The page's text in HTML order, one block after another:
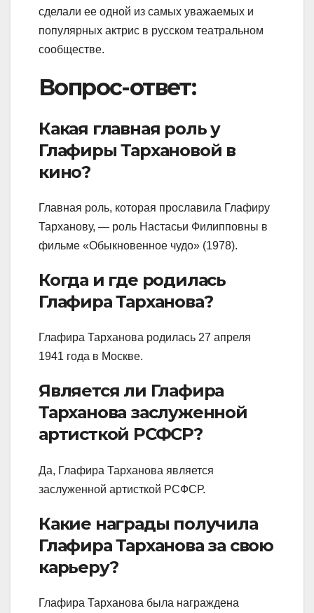
сделали ее одной из самых уважаемых и
популярных актрис в русском театральном
сообществе.
Вопрос-ответ:
Какая главная роль у
Глафиры Тархановой в
кино?
Главная роль, которая прославила Глафиру
Тарханову, — роль Настасьи Филипповны в
фильме «Обыкновенное чудо» (1978).
Когда и где родилась
Глафира Тарханова?
Глафира Тарханова родилась 27 апреля
1941 года в Москве.
Является ли Глафира
Тарханова заслуженной
артисткой РСФСР?
Да, Глафира Тарханова является
заслуженной артисткой РСФСР.
Какие награды получила
Глафира Тарханова за свою
карьеру?
Глафира Тарханова была награждена